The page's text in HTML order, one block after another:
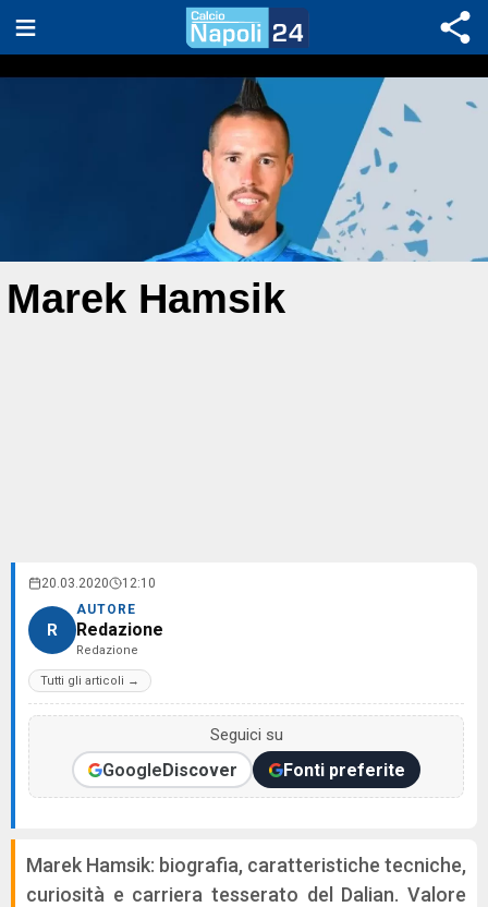
Marek Hamsik
20.03.2020 12:10
R
AUTORE
Redazione
Redazione
Tutti gli articoli →
Seguici su
GoogleDiscover Fonti preferite
Marek Hamsik: biografia, caratteristiche tecniche,
curiosità e carriera tesserato del Dalian. Valore